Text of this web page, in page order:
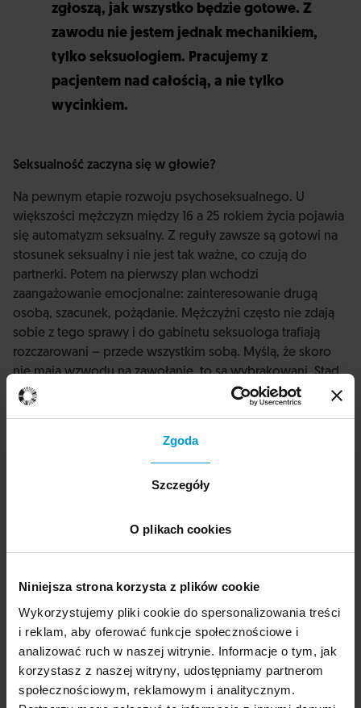
Zgoda
Szczegóły
O plikach cookies
Niniejsza strona korzysta z plików cookie
Wykorzystujemy pliki cookie do spersonalizowania treści
i reklam, aby oferować funkcje społecznościowe i
analizować ruch w naszej witrynie. Informacje o tym, jak
korzystasz z naszej witryny, udostępniamy partnerom
społecznościowym, reklamowym i analitycznym.
zgłoszą, jak wszystko będzie gotowe. Z
zawodu nie jestem jednak mechanikiem,
tylko seksuologiem. Pracujemy z
pacjentem nad całością, a nie tylko
wycinkiem.
Seksualność zaczyna się w głowie?
Na pewnym etapie rozwoju psychoseksualnego. U
większości mężczyzn między 16 a 25 rokiem życia pojawia
się automatyzm seksualny. Z reguły zawsze są gotowi na
stosunek seksualny i nie jest tak ważne, co czują do
partnerki. Potem na pierwszy plan wchodzi
zaangażowanie emocjonalne: zainteresowanie drugą
osobą, szacunek, pożądanie. Mężczyźni często nie zdają
sobie z tego sprawy i do gabinetu seksuologa trafiają
rozczarowani – przede wszystkim sobą. Myślą, że skoro
nie mają wzwodu na zawołanie, to są wybrakowani. Stąd
już tylko krok do konfliktów małżeńskich czy partnerskich.
Cały problem w tym, że seksualność jest postrzegana
czują się nasycone po seksie. Często słyszę jednak w
idę z nią po mieście, wszyscy się oglądają, ale ja nie mam
potem smutek, złość, żal. W seksuologii tak to nazywamy:
smutek po akcie. Ta emocja pojawia się, gdy seks jest w
niezgodzie z nami, naszymi potrzebami, oczekiwaniami,
upodobaniami.